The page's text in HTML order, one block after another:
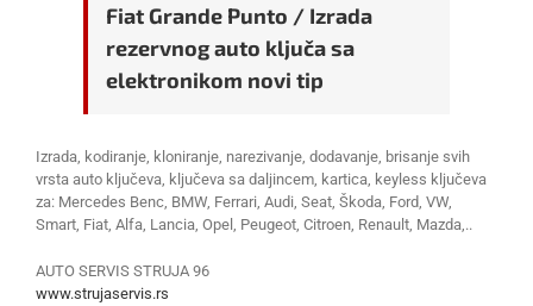
Fiat Grande Punto / Izrada
rezervnog auto ključa sa
elektronikom novi tip
Izrada, kodiranje, kloniranje, narezivanje, dodavanje, brisanje svih
vrsta auto ključeva, ključeva sa daljincem, kartica, keyless ključeva
za: Mercedes Benc, BMW, Ferrari, Audi, Seat, Škoda, Ford, VW,
Smart, Fiat, Alfa, Lancia, Opel, Peugeot, Citroen, Renault, Mazda,..
AUTO SERVIS STRUJA 96
www.strujaservis.rs